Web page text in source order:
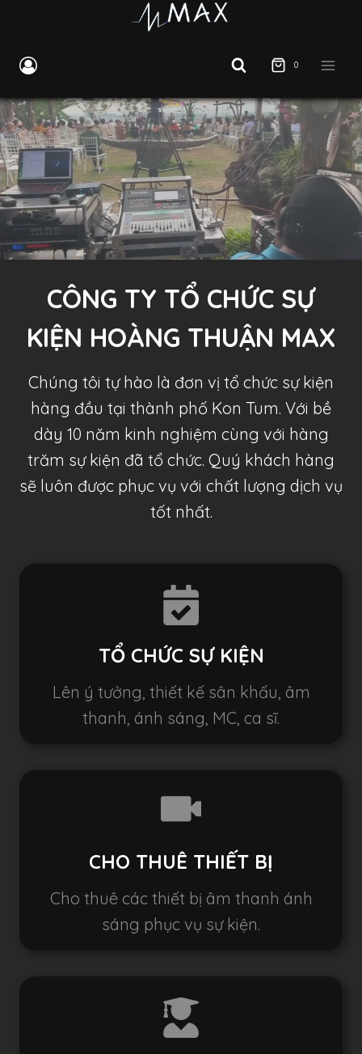
content
0
CÔNG TY TỔ CHỨC SỰ
KIỆN HOÀNG THUẬN MAX
Chúng tôi tự hào là đơn vị tổ chức sự kiện
hàng đầu tại thành phố Kon Tum. Với bề
dày 10 năm kinh nghiệm cùng với hàng
trăm sự kiện đã tổ chức. Quý khách hàng
sẽ luôn được phục vụ với chất lượng dịch vụ
tốt nhất.
TỔ CHỨC SỰ KIỆN
Lên ý tưởng, thiết kế sân khấu, âm
thanh, ánh sáng, MC, ca sĩ.
CHO THUÊ THIẾT BỊ
Cho thuê các thiết bị âm thanh ánh
sáng phục vụ sự kiện.